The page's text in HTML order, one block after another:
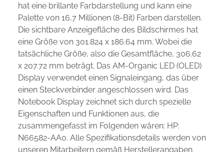
hat eine brillante Farbdarstellung und kann eine
Palette von 16,7 Millionen (8-Bit) Farben darstellen.
Die sichtbare Anzeigefläche des Bildschirmes hat
eine Größe von 301.824 x 186.64 mm. Wobei die
tatsächliche Größe, also die Gesamtfläche, 306.62
x 207.72 mm beträgt. Das AM-Organic LED (OLED)
Display verwendet einen Signaleingang, das über
einen Steckverbinder angeschlossen wird. Das
Notebook Display zeichnet sich durch spezielle
Eigenschaften und Funktionen aus, die
zusammengefasst im Folgenden wären: HP:
N66582-AA0. Alle Spezifikationsdetails werden von
unseren Mitarbeitern gemäß Herstellerangaben